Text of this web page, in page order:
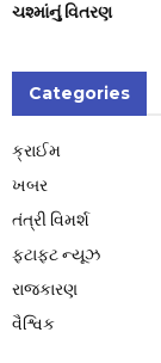
ચશ્માંનું વિતરણ
Categories
ક્રાઈમ
ખબર
તંત્રી વિમર્શ
ફટાફટ ન્યૂઝ
રાજકારણ
વૈશ્વિક